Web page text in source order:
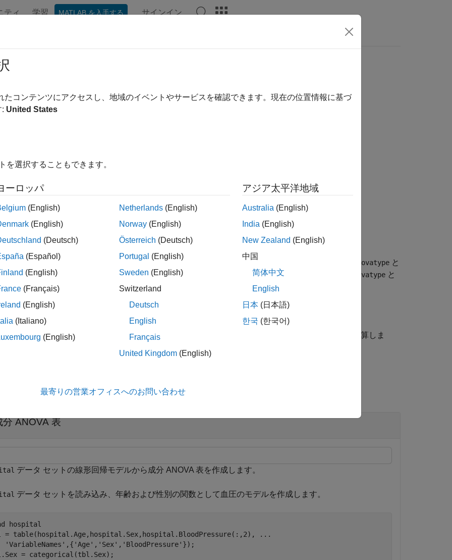
ティ 学習 MATLAB を入手する サインイン
モデルの分散分析
は、成分 ANOVA 統計量が含まれている table を返します。
で指定されたタイプの ANOVA 統計量を返します。たとえば、 anovatype と
(既定) を指定すると、成分 ANOVA 統計量が含まれている table が返されます。また、 anovatype と
を指定すると、要約 ANOVA 統計量が含まれている table が返されます。
mdl ,'component',
は、指定されたタイプの二乗和を使用して、成分 ANOVA 統計量を計算しま
分 ANOVA 表
データ セットの線形回帰モデルから成分 ANOVA 表を作成します。
データ セットを読み込み、年齢および性別の関数として血圧のモデルを作成します。
hospital
= table(hospital.Age,hospital.Sex,hospital.BloodPressure(:,2),
...
'VariableNames' ,{ 'Age' , 'Sex' , 'BloodPressure' });
= categorical(tbl.Sex);
たコンテンツにアクセスし、地域のイベントやサービスを確認できます。現在の位置情報に基づ
: United States
を選択することもできます。
ーロッパ
(English)
(English)
(Deutsch)
(Español)
(English)
(Français)
(English)
(Italiano)
(English)
Netherlands (English)
Norway (English)
Österreich (Deutsch)
Portugal (English)
Sweden (English)
Switzerland
Deutsch
English
Français
United Kingdom (English)
アジア太平洋地域
Australia (English)
India (English)
New Zealand (English)
中国
简体中文
English
日本 (日本語)
한국 (한국어)
最寄りの営業オフィスへのお問い合わせ